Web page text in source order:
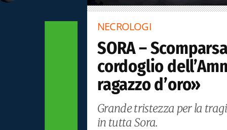
NECROLOGI
SORA –
cordoglio
ragazzo d’oro»
Grande tristezza per la
in tutta Sora.